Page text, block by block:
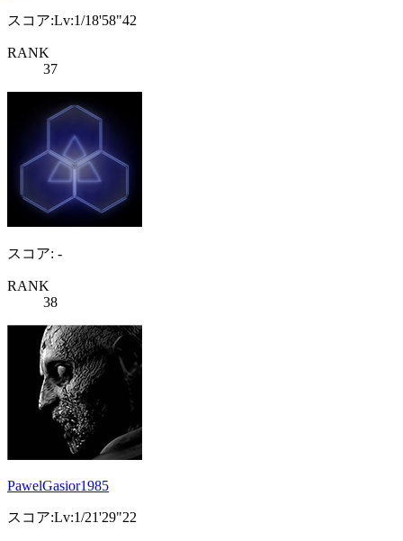
スコア:Lv:1/18'58"42
RANK
37
スコア: -
RANK
38
PawelGasior1985
スコア:Lv:1/21'29"22